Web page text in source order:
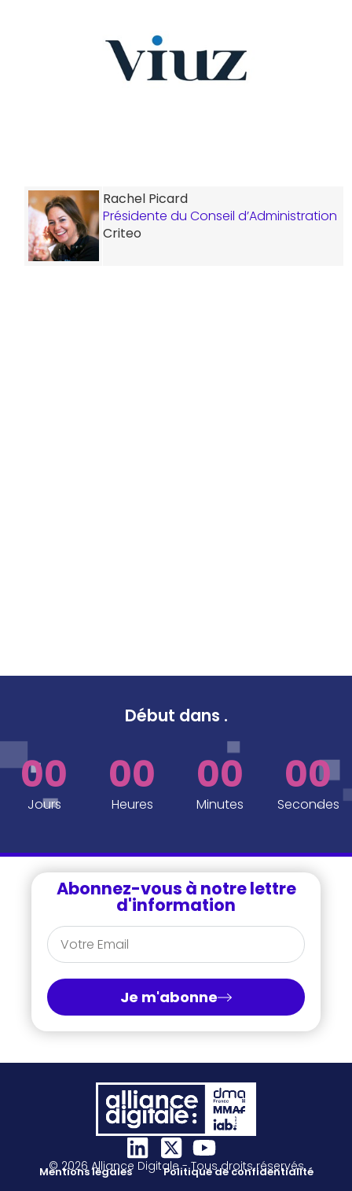
Rachel Picard
Présidente du Conseil d’Administration
Criteo
Début dans .
00
Jours
00
Heures
00
Minutes
00
Secondes
Abonnez-vous à notre lettre
d'information
Je m'abonne
© 2026 Alliance Digitale - Tous droits réservés
Mentions légales Politique de confidentialité